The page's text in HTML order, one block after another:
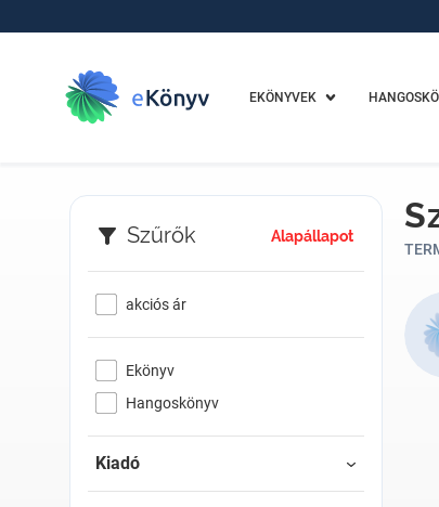
EKÖNYVEK
Szűrők Alapállapot
akciós ár
Ekönyv
Hangoskönyv
Kiadó